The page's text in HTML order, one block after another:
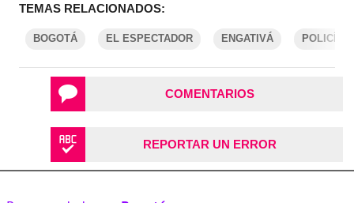
TEMAS RELACIONADOS:
BOGOTÁ EL ESPECTADOR ENGATIVÁ POLICÍA
COMENTARIOS
REPORTAR UN ERROR